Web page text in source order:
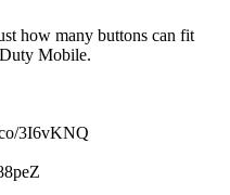
how many buttons can fit
Mobile.
3I6vKNQ